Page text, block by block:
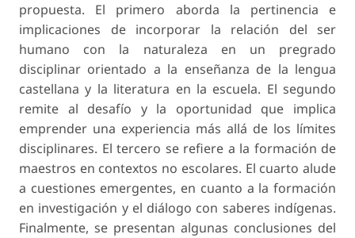
propuesta. El primero aborda la pertinencia e
implicaciones de incorporar la relación del ser
humano con la naturaleza en un pregrado
disciplinar orientado a la enseñanza de la lengua
castellana y la literatura en la escuela. El segundo
remite al desafío y la oportunidad que implica
emprender una experiencia más allá de los límites
disciplinares. El tercero se refiere a la formación de
maestros en contextos no escolares. El cuarto alude
a cuestiones emergentes, en cuanto a la formación
en investigación y el diálogo con saberes indígenas.
Finalmente, se presentan algunas conclusiones del